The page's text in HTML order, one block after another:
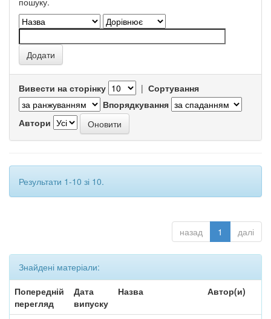
Вивести на сторінку | Сортування
Впорядкування
Автори
Результати 1-10 зі 10.
назад 1 далі
Знайдені матеріали:
Попередній
перегляд
Дата
випуску
Назва Автор(и)